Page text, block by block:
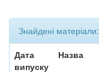
Знайдені матеріали:
Дата
випуску
Назва